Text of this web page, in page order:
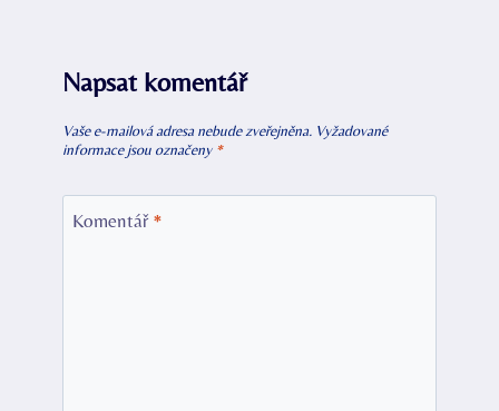
Napsat komentář
Vaše e-mailová adresa nebude zveřejněna. Vyžadované
informace jsou označeny *
Komentář *